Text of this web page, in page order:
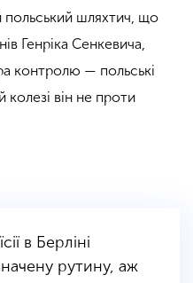
шляхтич, що
Генріка Сенкевича,
контролю — польські
колезі він не проти
в Берліні
рутину, аж